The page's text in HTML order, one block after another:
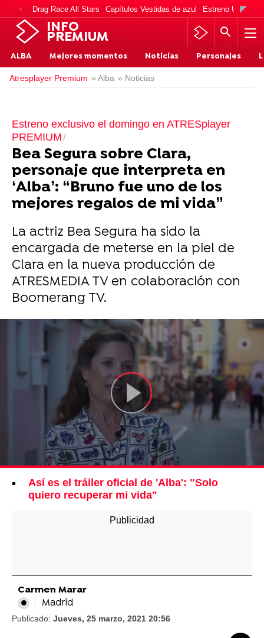
Drag Race All Stars Capítulos Vestidas de azul Estreno Una
INFO
PREMIUM
ALBA Mejores momentos Noticias Personajes
Atresplayer Premium » Alba » Noticias
Estreno exclusivo el domingo en ATRESplayer
PREMIUM
Bea Segura sobre Clara,
personaje que interpreta en
‘Alba’: “Bruno fue uno de los
mejores regalos de mi vida”
La actriz Bea Segura ha sido la
encargada de meterse en la piel de
Clara en la nueva producción de
ATRESMEDIA TV en colaboración con
Boomerang TV.
Así es el tráiler oficial de 'Alba': "Solo
quiero recuperar mi vida"
Carmen Marar
Madrid
Publicado: Jueves, 25 marzo, 2021 20:56